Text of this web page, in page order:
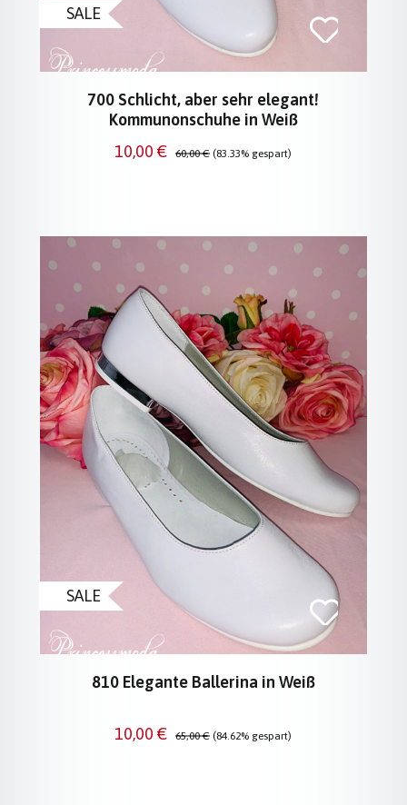
SALE
700 Schlicht, aber sehr elegant!
Kommunonschuhe in Weiß
Verkaufspreis:
10,00 € Regulärer Preis:
60,00 € (83.33% gespart)
SALE
810 Elegante Ballerina in Weiß
Verkaufspreis:
10,00 € Regulärer Preis:
65,00 € (84.62% gespart)